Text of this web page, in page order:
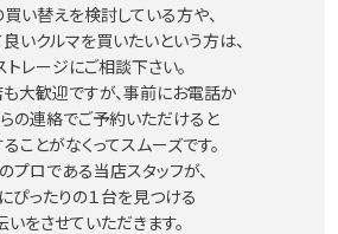
買い替えを検討している方や、
いクルマを買いたいという方は、
トレージにご相談下さい。
大歓迎ですが、事前にお電話か
の連絡でご予約いただけると
ことがなくってスムーズです。
プロである当店スタッフが、
ぴったりの１台を見つける
いをさせていただきます。